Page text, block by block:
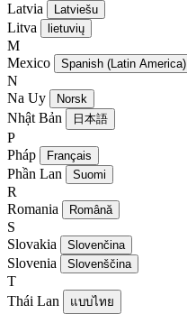
Latvia
Latviešu
Litva lietuvių
M
Mexico
Spanish (Latin America)
N
Na Uy
Norsk
Nhật Bản 日本語
P
Pháp
Français
Phần Lan Suomi
R
Romania
Română
S
Slovakia
Slovenčina
Slovenia Slovenščina
T
Thái Lan
แบบไทย